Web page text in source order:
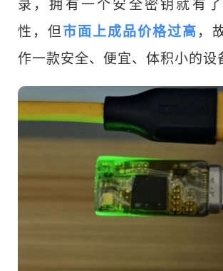
录，拥有一个安全密钥就有
性，但市面上成品价格过高，
作一款安全、便宜、体积小的设